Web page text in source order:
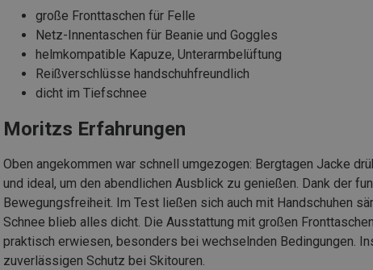
große Fronttaschen für Felle
Netz-Innentaschen für Beanie und Goggles
helmkompatible Kapuze, Unterarmbelüftung
Reißverschlüsse handschuhfreundlich
dicht im Tiefschnee
Moritzs Erfahrungen
Oben angekommen war schnell umgezogen: Bergtagen Jacke
und ideal, um den abendlichen Ausblick zu genießen. Dank der
Bewegungsfreiheit. Im Test ließen sich auch mit Handschuhen
Schnee blieb alles dicht. Die Ausstattung mit großen
praktisch erwiesen, besonders bei wechselnden Bedingungen.
zuverlässigen Schutz bei Skitouren.